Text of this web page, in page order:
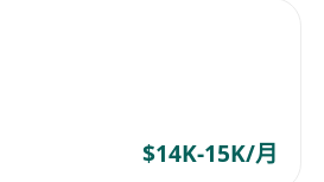
$14K-15K/月